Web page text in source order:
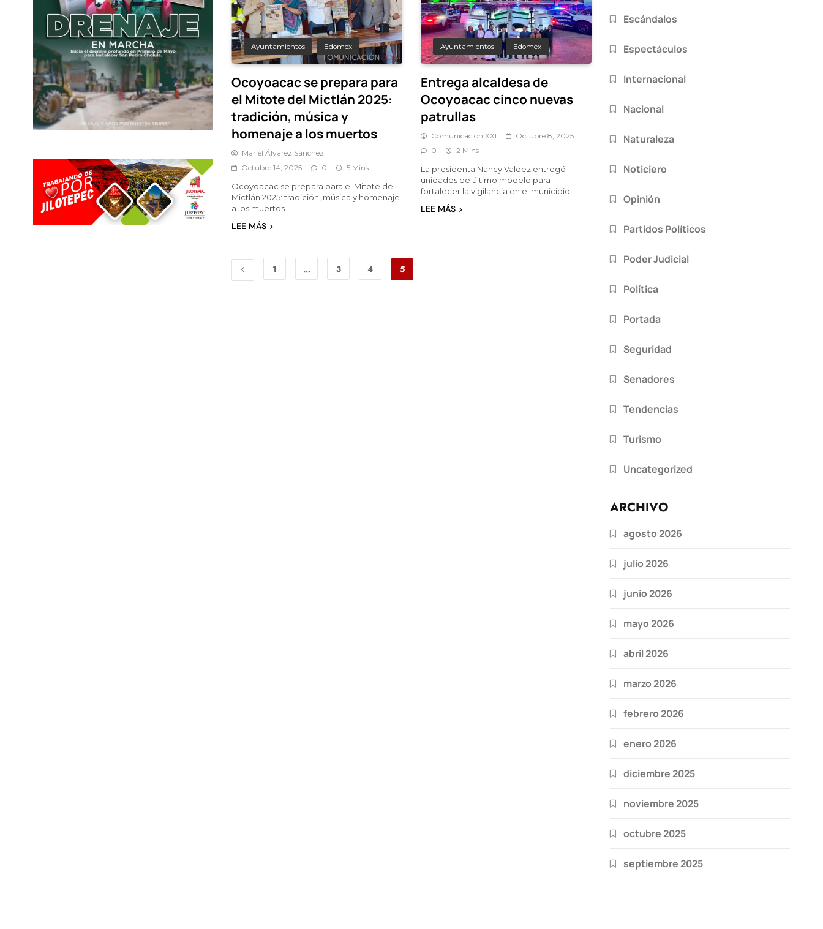
Ayuntamientos Edomex
Ocoyoacac se prepara para
el Mitote del Mictlán 2025:
tradición, música y
homenaje a los muertos
Mariel Álvarez Sánchez
Octubre 14, 2025
0 5 Mins
Ocoyoacac se prepara para el Mitote del
Mictlán 2025: tradición, música y homenaje
a los muertos
LEE MÁS
Ayuntamientos Edomex
Entrega alcaldesa de
Ocoyoacac cinco nuevas
patrullas
Comunicación XXI
Octubre 8, 2025
0
2 Mins
La presidenta Nancy Valdez entregó
unidades de último modelo para
fortalecer la vigilancia en el municipio.
LEE MÁS
1 … 3 4 5
Escándalos
Espectáculos
Internacional
Nacional
Naturaleza
Noticiero
Opinión
Partidos Políticos
Poder Judicial
Política
Portada
Seguridad
Senadores
Tendencias
Turismo
Uncategorized
ARCHIVO
agosto 2026
julio 2026
junio 2026
mayo 2026
abril 2026
marzo 2026
febrero 2026
enero 2026
diciembre 2025
noviembre 2025
octubre 2025
septiembre 2025